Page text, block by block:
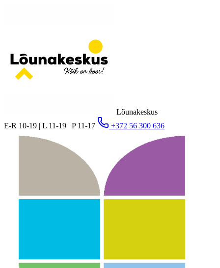
Lõunakeskus
E-R 10-19 | L 11-19 | P 11-17
+372 56 300 636